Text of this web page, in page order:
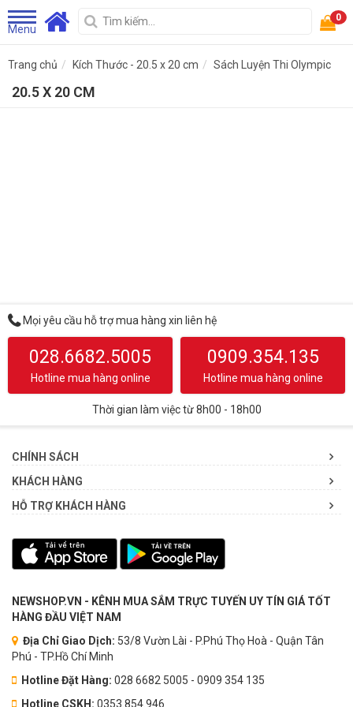
Menu
0
Trang chủ Kích Thước - 20.5 x 20 cm Sách Luyện Thi Olympic
20.5 X 20 CM
Mọi yêu cầu hỗ trợ mua hàng xin liên hệ
028.6682.5005
Hotline mua hàng online
0909.354.135
Hotline mua hàng online
Thời gian làm việc từ 8h00 - 18h00
CHÍNH SÁCH
KHÁCH HÀNG
HỖ TRỢ KHÁCH HÀNG
NEWSHOP.VN - KÊNH MUA SẮM TRỰC TUYẾN UY TÍN GIÁ TỐT
HÀNG ĐẦU VIỆT NAM
Địa Chỉ Giao Dịch: 53/8 Vườn Lài - P.Phú Thọ Hoà - Quận Tân
Phú - TP.Hồ Chí Minh
Hotline Đặt Hàng: 028 6682 5005 - 0909 354 135
Hotline CSKH: 0353.854.946